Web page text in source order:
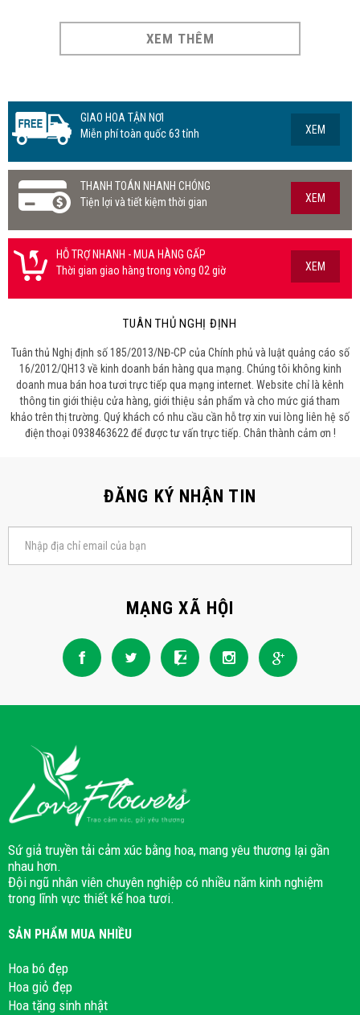
XEM THÊM
GIAO HOA TẬN NƠI
Miễn phí toàn quốc 63 tỉnh
XEM
THANH TOÁN NHANH CHÓNG
Tiện lợi và tiết kiệm thời gian
XEM
HỖ TRỢ NHANH - MUA HÀNG GẤP
Thời gian giao hàng trong vòng 02 giờ
XEM
TUÂN THỦ NGHỊ ĐỊNH
Tuân thủ Nghị định số 185/2013/NĐ-CP của Chính phủ và luật quảng cáo số
16/2012/QH13 về kinh doanh bán hàng qua mạng. Chúng tôi không kinh
doanh mua bán hoa tươi trực tiếp qua mạng internet. Website chỉ là kênh
thông tin giới thiệu cửa hàng, giới thiệu sản phẩm và cho mức giá tham
khảo trên thị trường. Quý khách có nhu cầu cần hỗ trợ xin vui lòng liên hệ số
điện thoại 0938463622 để được tư vấn trực tiếp. Chân thành cảm ơn !
ĐĂNG KÝ NHẬN TIN
MẠNG XÃ HỘI
Sứ giả truyền tải cảm xúc bằng hoa, mang yêu thương lại gần
nhau hơn.
Đội ngũ nhân viên chuyên nghiệp có nhiều năm kinh nghiệm
trong lĩnh vực thiết kế hoa tươi.
SẢN PHẨM MUA NHIỀU
Hoa bó đẹp
Hoa giỏ đẹp
Hoa tặng sinh nhật